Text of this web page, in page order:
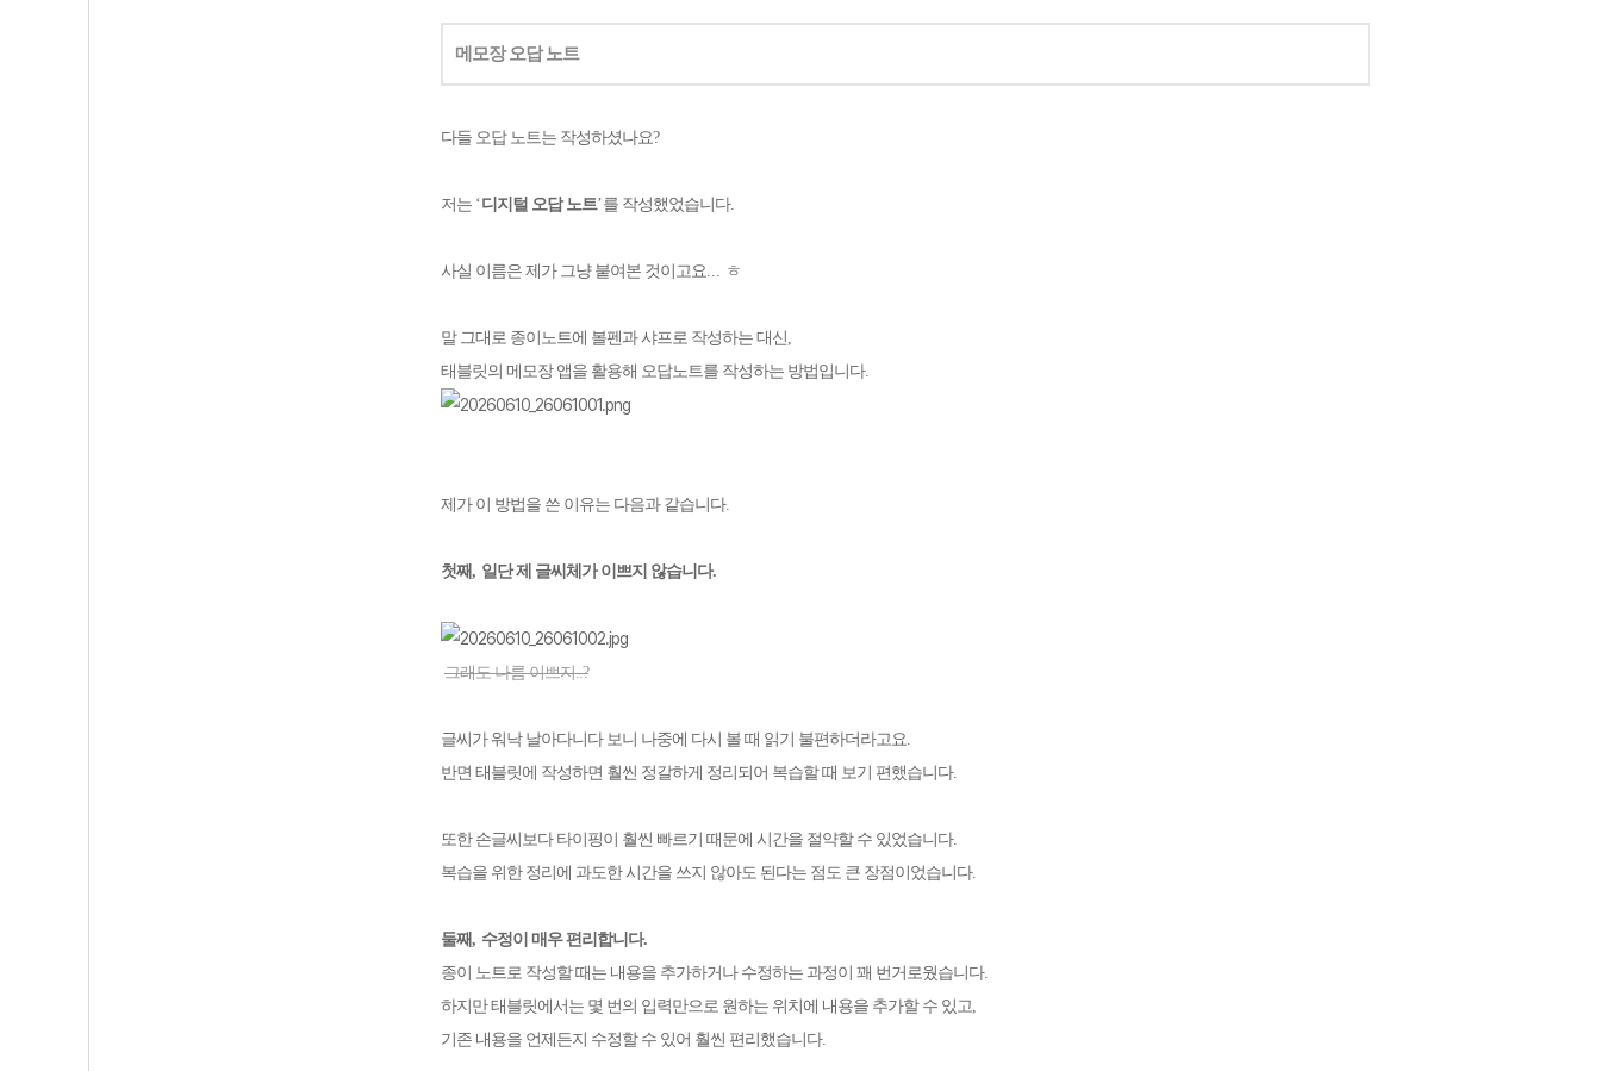
메모장 오답 노트
다들 오답 노트는 작성하셨나요?
저는 ‘디지털 오답 노트’를 작성했었습니다.
사실 이름은 제가 그냥 붙여본 것이고요... ㅎ
말 그대로 종이노트에 볼펜과 샤프로 작성하는 대신,
태블릿의 메모장 앱을 활용해 오답노트를 작성하는 방법입니다.
제가 이 방법을 쓴 이유는 다음과 같습니다.
첫째, 일단 제 글씨체가 이쁘지 않습니다.
그래도 나름 이쁘지..?
글씨가 워낙 날아다니다 보니 나중에 다시 볼 때 읽기 불편하더라고요.
반면 태블릿에 작성하면 훨씬 정갈하게 정리되어 복습할 때 보기 편했습니다.
또한 손글씨보다 타이핑이 훨씬 빠르기 때문에 시간을 절약할 수 있었습니다.
복습을 위한 정리에 과도한 시간을 쓰지 않아도 된다는 점도 큰 장점이었습니다.
둘째, 수정이 매우 편리합니다.
종이 노트로 작성할 때는 내용을 추가하거나 수정하는 과정이 꽤 번거로웠습니다.
하지만 태블릿에서는 몇 번의 입력만으로 원하는 위치에 내용을 추가할 수 있고,
기존 내용을 언제든지 수정할 수 있어 훨씬 편리했습니다.